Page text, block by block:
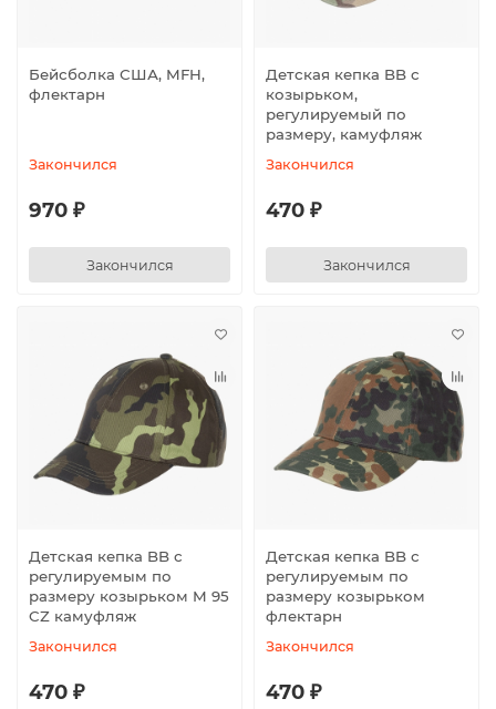
Бейсболка США, MFH,
флектарн
Закончился
970 ₽
Закончился
Детская кепка BB с
козырьком,
регулируемый по
размеру, камуфляж
Закончился
470 ₽
Закончился
Детская кепка BB с
регулируемым по
размеру козырьком M 95
CZ камуфляж
Закончился
470 ₽
Детская кепка BB с
регулируемым по
размеру козырьком
флектарн
Закончился
470 ₽